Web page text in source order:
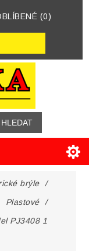
(0)
brýle /
Plastové /
PJ3408 1